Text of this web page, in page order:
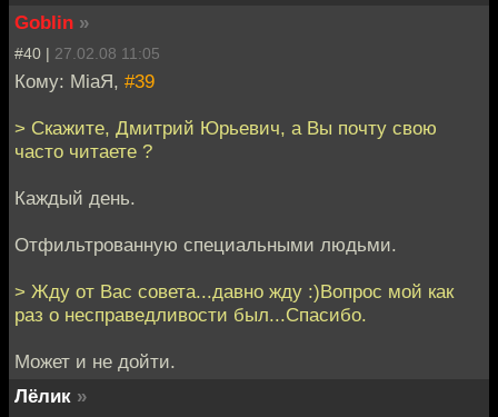
Goblin »
#40 | 27.02.08 11:05
Кому: MiaЯ, #39
> Скажите, Дмитрий Юрьевич, а Вы почту свою
часто читаете ?
Каждый день.
Отфильтрованную специальными людьми.
> Жду от Вас совета...давно жду :)Вопрос мой как
раз о несправедливости был...Спасибо.
Может и не дойти.
Лёлик »